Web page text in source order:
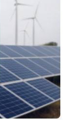
von
in
Das
eine Laufzeit
von rund 2,9
durch das